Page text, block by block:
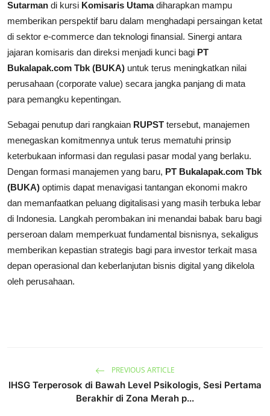
Sutarman di kursi Komisaris Utamadiharapkan mampu
memberikan perspektif baru dalam menghadapi persaingan ketat
di sektor e-commerce dan teknologi finansial. Sinergi antara
jajaran komisaris dan direksi menjadi kunci bagi PT
Bukalapak.com Tbk (BUKA) untuk terus meningkatkan nilai
perusahaan (corporate value) secara jangka panjang di mata
para pemangku kepentingan.
Sebagai penutup dari rangkaian RUPST tersebut, manajemen
menegaskan komitmennya untuk terus mematuhi prinsip
keterbukaan informasi dan regulasi pasar modal yang berlaku.
Dengan formasi manajemen yang baru, PT Bukalapak.com Tbk
(BUKA) optimis dapat menavigasi tantangan ekonomi makro
dan memanfaatkan peluang digitalisasi yang masih terbuka lebar
di Indonesia. Langkah perombakan ini menandai babak baru bagi
perseroan dalam memperkuat fundamental bisnisnya, sekaligus
memberikan kepastian strategis bagi para investor terkait masa
depan operasional dan keberlanjutan bisnis digital yang dikelola
oleh perusahaan.
PREVIOUS ARTICLE
IHSG Terperosok di Bawah Level Psikologis, Sesi Pertama
Berakhir di Zona Merah p...